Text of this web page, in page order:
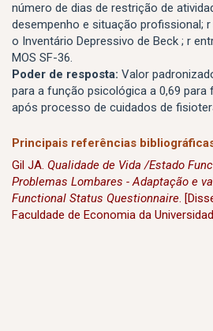
número de dias de restrição de
desempenho e situação profissional;
o Inventário Depressivo de Beck ; r
MOS SF-36.
Poder de resposta: Valor
para a função psicológica a 0,69
após processo de cuidados de
Principais referências
Gil JA. Qualidade de Vida /Estado
Problemas Lombares - Adaptação e
Functional Status Questionnaire.
Faculdade de Economia da